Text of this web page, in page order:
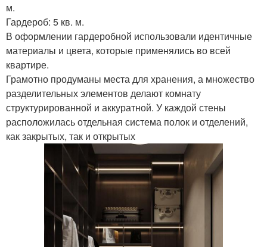
м.
Гардероб: 5 кв. м.
В оформлении гардеробной использовали идентичные
материалы и цвета, которые применялись во всей
квартире.
Грамотно продуманы места для хранения, а множество
разделительных элементов делают комнату
структурированной и аккуратной. У каждой стены
расположилась отдельная система полок и отделений,
как закрытых, так и открытых